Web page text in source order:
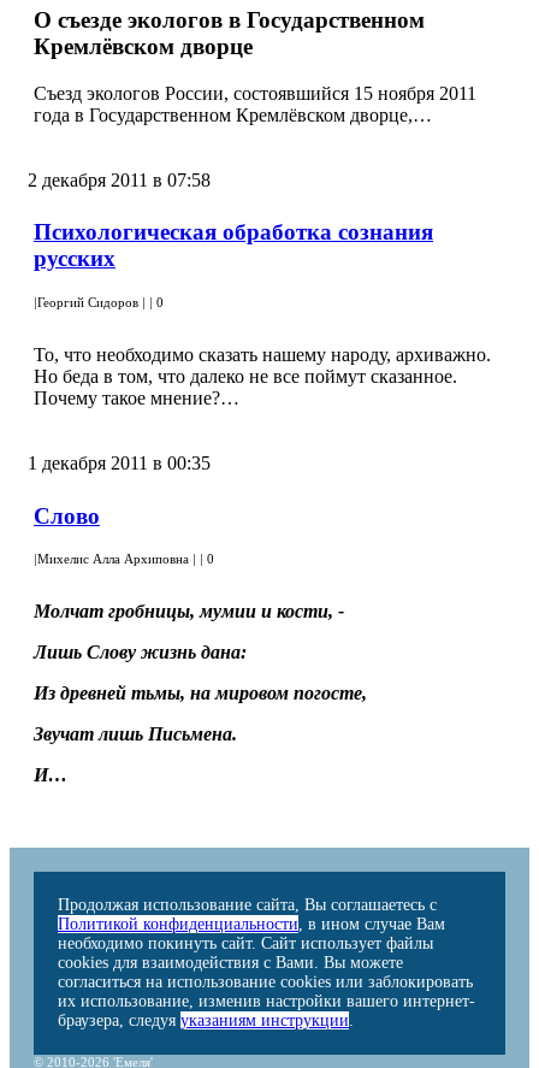
О съезде экологов в Государственном
Кремлёвском дворце
Съезд экологов России, состоявшийся 15 ноября 2011
года в Государственном Кремлёвском дворце,…
2 декабря 2011 в 07:58
Психологическая обработка сознания
русских
|Георгий Сидоров | | 0
То, что необходимо сказать нашему народу, архиважно.
Но беда в том, что далеко не все поймут сказанное.
Почему такое мнение?…
1 декабря 2011 в 00:35
Слово
Михелис Алла Архиповна 0
Молчат гробницы, мумии и кости, -
Лишь Слову жизнь дана:
Из древней тьмы, на мировом погосте,
Звучат лишь Письмена.
И…
Продолжая использование сайта, Вы соглашаетесь с
Политикой конфиденциальности, в ином случае Вам
необходимо покинуть сайт. Сайт использует файлы
cookies для взаимодействия с Вами. Вы можете
согласиться на использование cookies или заблокировать
их использование, изменив настройки вашего интернет-
браузера, следуя указаниям инструкции.
© 2010-2026 'Емеля'